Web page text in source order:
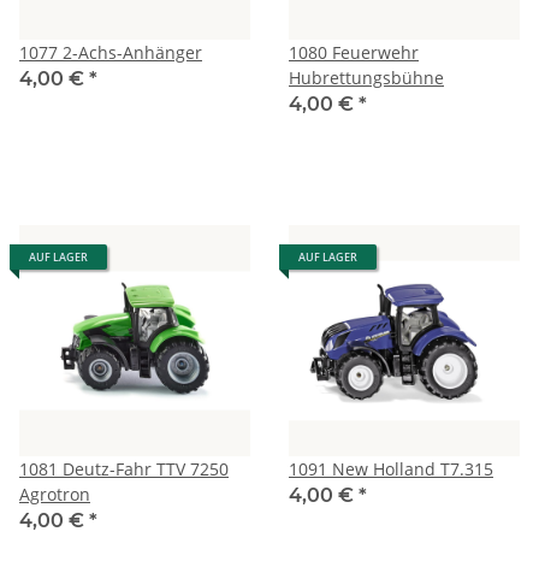
1077 2-Achs-Anhänger
4,00 € *
1080 Feuerwehr
Hubrettungsbühne
4,00 € *
AUF LAGER
1081 Deutz-Fahr TTV 7250
Agrotron
4,00 € *
AUF LAGER
1091 New Holland T7.315
4,00 € *